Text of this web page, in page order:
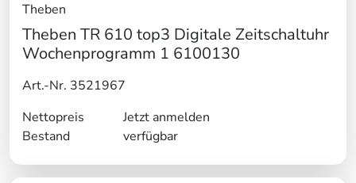
Theben
Theben TR 610 top3 Digitale Zeitschaltuhr
Wochenprogramm 1 6100130
Art.-Nr. 3521967
Nettopreis
Jetzt anmelden
Bestand
verfügbar